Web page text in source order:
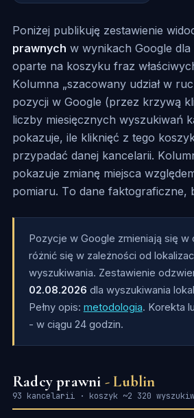
Poniżej publikuję zestawienie
prawnych w wynikach Google dla
oparte na koszyku fraz
Kolumna „szacowany udział w
pozycji w Google (przez krzywą
liczby miesięcznych wyszukiwań
pokazuje, ile kliknięć z tego
przypadać danej kancelarii.
pokazuje zmianę miejsca
pomiaru. To dane faktograficzne,
Pozycje w Google zmieniają się w
różnić się w zależności od
wyszukiwania. Zestawienie
02.08.2026 dla wyszukiwania
Pełny opis: metodologia. Korekta
- w ciągu 24 godzin.
Radcy prawni - Lublin
93 kancelarii · koszyk ~2 320